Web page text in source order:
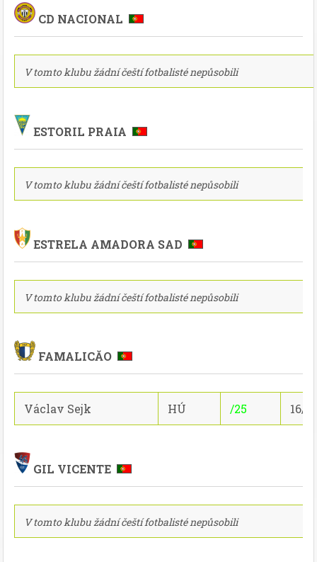
CD NACIONAL
V tomto klubu žádní čeští fotbalisté nepůsobili
ESTORIL PRAIA
V tomto klubu žádní čeští fotbalisté nepůsobili
ESTRELA AMADORA SAD
V tomto klubu žádní čeští fotbalisté nepůsobili
FAMALICĂO
Václav Sejk HÚ /25 16/
GIL VICENTE
V tomto klubu žádní čeští fotbalisté nepůsobili